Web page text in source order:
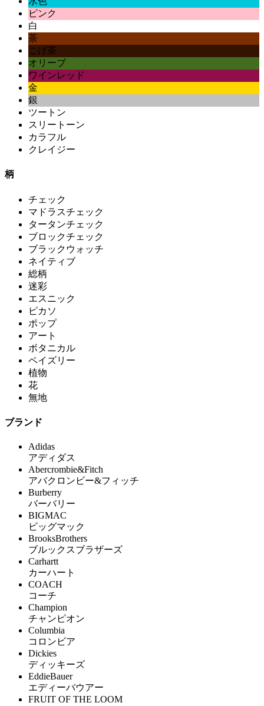
ピンク
白
茶
こげ茶
オリーブ
ワインレッド
金
銀
ツートン
スリートーン
カラフル
クレイジー
柄
チェック
マドラスチェック
タータンチェック
ブロックチェック
ブラックウォッチ
ネイティブ
総柄
迷彩
エスニック
ピカソ
ポップ
アート
ボタニカル
ペイズリー
植物
花
無地
ブランド
Adidas
アディダス
Abercrombie&Fitch
アバクロンビー&フィッチ
Burberry
バーバリー
BIGMAC
ビッグマック
BrooksBrothers
ブルックスブラザーズ
Carhartt
カーハート
COACH
コーチ
Champion
チャンピオン
Columbia
コロンビア
Dickies
ディッキーズ
EddieBauer
エディーバウアー
FRUIT OF THE LOOM